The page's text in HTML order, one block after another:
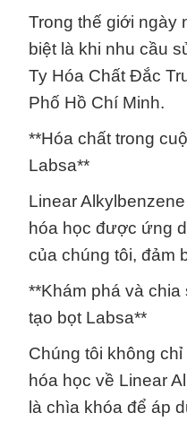
Trong thế giới ngày
biệt là khi nhu cầu
Ty Hóa Chất Đắc
Phố Hồ Chí Minh.
**Hóa chất trong
Labsa**
Linear
hóa học được ứng
của chúng tôi, đảm
**Khám phá và
tạo bọt Labsa**
Chúng tôi không
hóa học về Linear
là chìa khóa để áp